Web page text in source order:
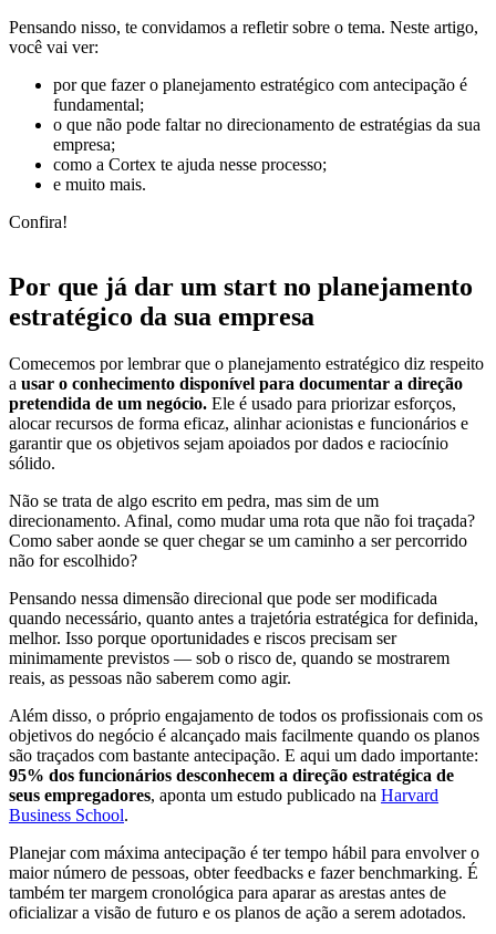
Pensando nisso, te convidamos a refletir sobre o tema. Neste artigo,
você vai ver:
por que fazer o planejamento estratégico com antecipação é
fundamental;
o que não pode faltar no direcionamento de estratégias da sua
empresa;
como a Cortex te ajuda nesse processo;
e muito mais.
Confira!
Por que já dar um start no planejamento
estratégico da sua empresa
Comecemos por lembrar que o planejamento estratégico diz respeito
a usar o conhecimento disponível para documentar a direção
pretendida de um negócio. Ele é usado para priorizar esforços,
alocar recursos de forma eficaz, alinhar acionistas e funcionários e
garantir que os objetivos sejam apoiados por dados e raciocínio
sólido.
Não se trata de algo escrito em pedra, mas sim de um
direcionamento. Afinal, como mudar uma rota que não foi traçada?
Como saber aonde se quer chegar se um caminho a ser percorrido
não for escolhido?
Pensando nessa dimensão direcional que pode ser modificada
quando necessário, quanto antes a trajetória estratégica for definida,
melhor. Isso porque oportunidades e riscos precisam ser
minimamente previstos — sob o risco de, quando se mostrarem
reais, as pessoas não saberem como agir.
Além disso, o próprio engajamento de todos os profissionais com os
objetivos do negócio é alcançado mais facilmente quando os planos
são traçados com bastante antecipação. E aqui um dado importante:
95% dos funcionários desconhecem a direção estratégica de
seus empregadores, aponta um estudo publicado na Harvard
Business School.
Planejar com máxima antecipação é ter tempo hábil para envolver o
maior número de pessoas, obter feedbacks e fazer benchmarking. É
também ter margem cronológica para aparar as arestas antes de
oficializar a visão de futuro e os planos de ação a serem adotados.